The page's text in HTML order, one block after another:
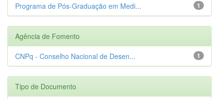
1
Programa de Pós-Graduação em Medi...
Agência de Fomento
1
CNPq - Conselho Nacional de Desen...
Tipo de Documento